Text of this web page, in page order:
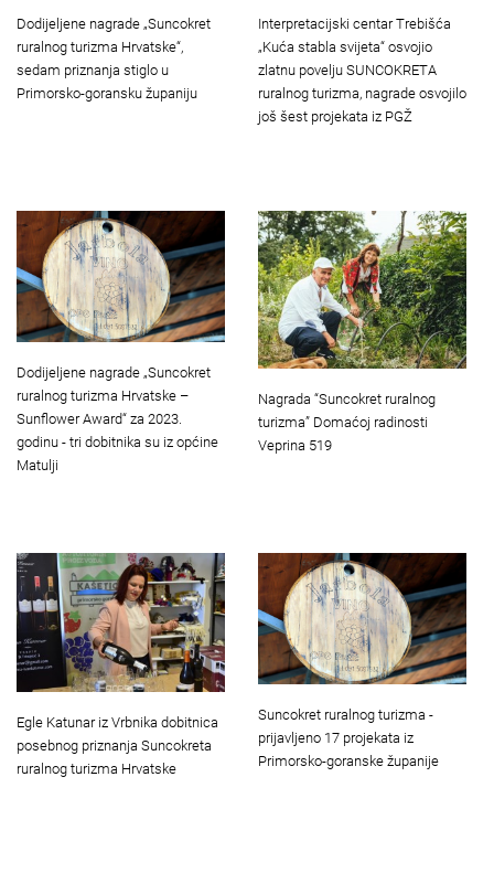
Dodijeljene nagrade „Suncokret
ruralnog turizma Hrvatske“,
sedam priznanja stiglo u
Primorsko-goransku županiju
Interpretacijski centar Trebišća
„Kuća stabla svijeta“ osvojio
zlatnu povelju SUNCOKRETA
ruralnog turizma, nagrade osvojilo
još šest projekata iz PGŽ
Dodijeljene nagrade „Suncokret
ruralnog turizma Hrvatske –
Sunflower Award“ za 2023.
godinu - tri dobitnika su iz općine
Matulji
Nagrada “Suncokret ruralnog
turizma” Domaćoj radinosti
Veprina 519
Egle Katunar iz Vrbnika dobitnica
posebnog priznanja Suncokreta
ruralnog turizma Hrvatske
Suncokret ruralnog turizma -
prijavljeno 17 projekata iz
Primorsko-goranske županije